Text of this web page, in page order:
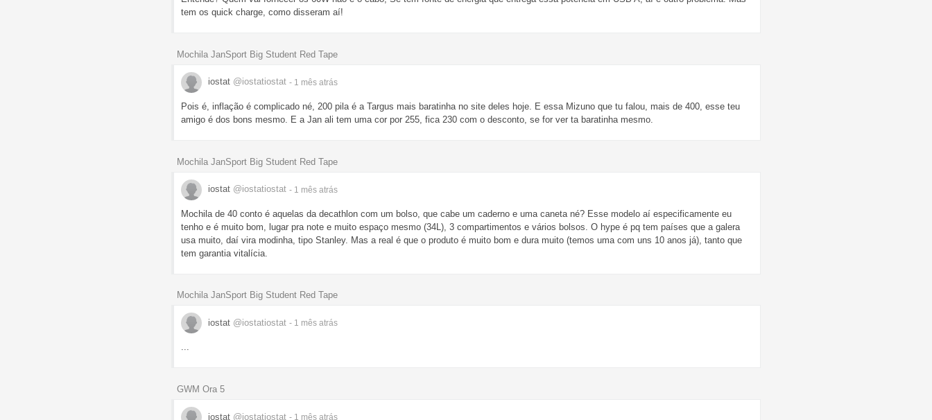
tem os quick charge, como disseram aí!
Mochila JanSport Big Student Red Tape
iostat @iostatiostat - 1 mês atrás
Pois é, inflação é complicado né, 200 pila é a Targus mais baratinha no site deles hoje. E essa Mizuno que tu falou, mais de 400, esse teu
amigo é dos bons mesmo. E a Jan ali tem uma cor por 255, fica 230 com o desconto, se for ver ta baratinha mesmo.
Mochila JanSport Big Student Red Tape
iostat @iostatiostat - 1 mês atrás
Mochila de 40 conto é aquelas da decathlon com um bolso, que cabe um caderno e uma caneta né? Esse modelo aí especificamente eu
tenho e é muito bom, lugar pra note e muito espaço mesmo (34L), 3 compartimentos e vários bolsos. O hype é pq tem países que a galera
usa muito, daí vira modinha, tipo Stanley. Mas a real é que o produto é muito bom e dura muito (temos uma com uns 10 anos já), tanto que
tem garantia vitalícia.
Mochila JanSport Big Student Red Tape
iostat @iostatiostat - 1 mês atrás
...
GWM Ora 5
iostat @iostatiostat - 1 mês atrás